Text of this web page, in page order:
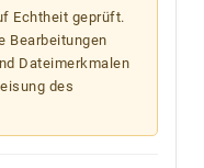
Echtheit geprüft.
Bearbeitungen
Dateimerkmalen
des